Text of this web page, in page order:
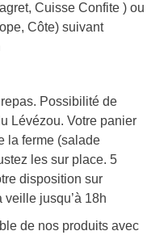
Cuisse Confite ) ou
Côte) suivant
Possibilité de
Lévézou. Votre panier
la ferme (salade
les sur place. 5
disposition sur
veille jusqu’à 18h
de nos produits avec